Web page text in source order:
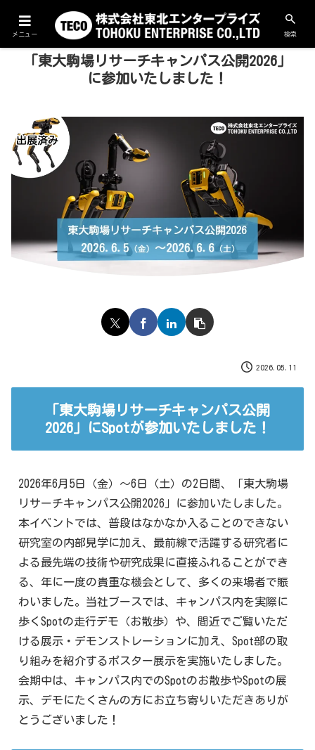
「東大駒場リサーチキャンパス公開2026」
に参加いたしました！
2026.05.11
「東大駒場リサーチキャンパス公開
2026」にSpotが参加いたしました！
2026年6月5日（金）～6日（土）の2日間、「東大駒場
リサーチキャンパス公開2026」に参加いたしました。
本イベントでは、普段はなかなか入ることのできない
研究室の内部見学に加え、最前線で活躍する研究者に
よる最先端の技術や研究成果に直接ふれることができ
る、年に一度の貴重な機会として、多くの来場者で賑
わいました。当社ブースでは、キャンパス内を実際に
歩くSpotの走行デモ（お散歩）や、間近でご覧いただ
ける展示・デモンストレーションに加え、Spot部の取
り組みを紹介するポスター展示を実施いたしました。
会期中は、キャンパス内でのSpotのお散歩やSpotの展
示、デモにたくさんの方にお立ち寄りいただきありが
とうございました！
メニュー 検索